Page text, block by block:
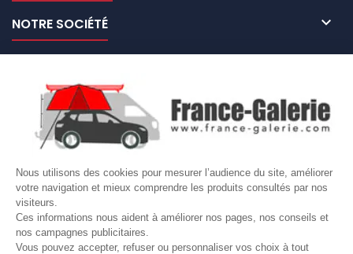
Nous utilisons des cookies pour mesurer l’audience du site, améliorer
votre navigation et mieux comprendre les produits consultés par nos
visiteurs.
Ces informations nous aident à améliorer nos pages, nos conseils et
nos campagnes publicitaires.
Vous pouvez accepter, refuser ou personnaliser vos choix à tout
NOTRE SOCIÉTÉ 
VOTRE COMPTE 
Site protégé par reCAPTCHA.
LETTRE D'INFORMATIONS